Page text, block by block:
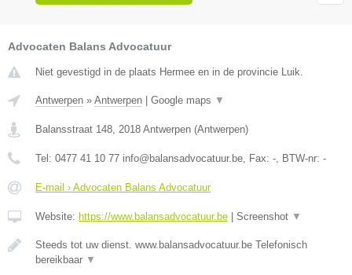
Advocaten Balans Advocatuur
Niet gevestigd in de plaats Hermee en in de provincie Luik.
Antwerpen » Antwerpen | Google maps ▼
Balansstraat 148 2018 Antwerpen (Antwerpen)
Tel: 0477 41 10 77 info@balansadvocatuur.be , Fax: - , BTW-nr: -
E-mail › Advocaten Balans Advocatuur
Website: https://www.balansadvocatuur.be | Screenshot ▼
Steeds tot uw dienst. www.balansadvocatuur.be Telefonisch
bereikbaar ▼